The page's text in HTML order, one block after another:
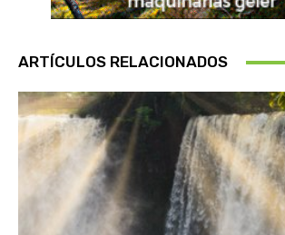
ARTÍCULOS RELACIONADOS